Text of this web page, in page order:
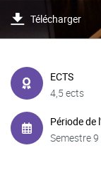
Télécharger
ECTS
4,5 ects
Période de
Semestre 9